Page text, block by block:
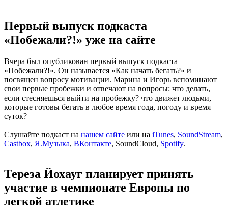
Первый выпуск подкаста
«Побежали?!» уже на сайте
Вчера был опубликован первый выпуск подкаста
«Побежали?!». Он называется «Как начать бегать?» и
посвящен вопросу мотивации. Марина и Игорь вспоминают
свои первые пробежки и отвечают на вопросы: что делать,
если стесняешься выйти на пробежку? что движет людьми,
которые готовы бегать в любое время года, погоду и время
суток?
Слушайте подкаст на нашем сайте или на iTunes, SoundStream,
Castbox, Я.Музыка, ВКонтакте, SoundCloud, Spotify.
Тереза Йохауг планирует принять
участие в чемпионате Европы по
легкой атлетике